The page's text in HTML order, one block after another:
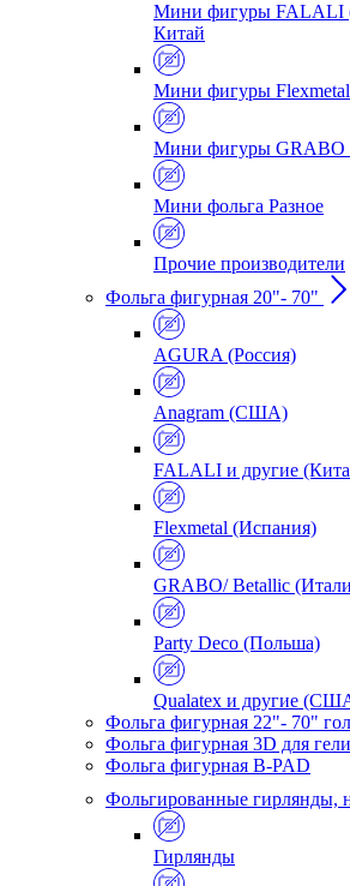
Мини фигуры FALALI
Китай
Мини фигуры
Мини фигуры GRABO
Мини фольга Разное
Прочие производители
Фольга фигурная 20"- 70"
AGURA (Россия)
Anagram (США)
FALALI и другие
Flexmetal (Испания)
GRABO/ Betallic
Party Deco (Польша)
Qualatex и другие
Фольга фигурная 22"- 70"
Фольга фигурная 3D для
Фольга фигурная B-PAD
Фольгированные гирлянды,
Гирлянды